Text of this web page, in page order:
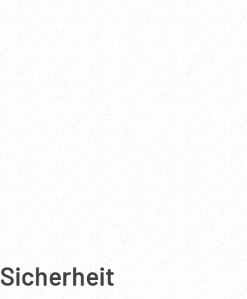
Sicherheit